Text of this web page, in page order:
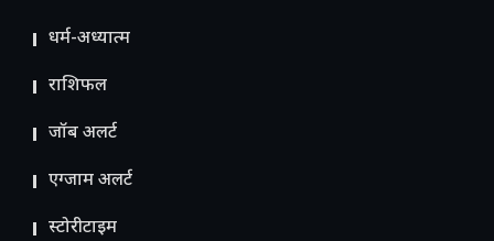
धर्म-अध्यात्म
राशिफल
जॉब अलर्ट
एग्जाम अलर्ट
स्टोरीटाइम